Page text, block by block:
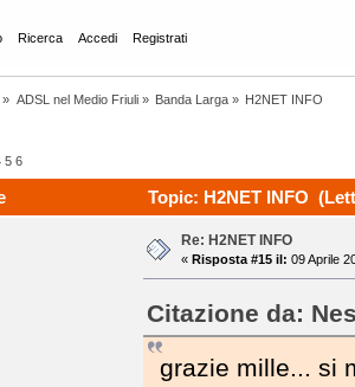
Ricerca Accedi Registrati
» ADSL nel Medio Friuli» Banda Larga» H2NET INFO
5 6
Topic: H2NET INFO
Re: H2NET INFO
« Risposta #15 il: 09 Aprile
Citazione da:
grazie mille... si